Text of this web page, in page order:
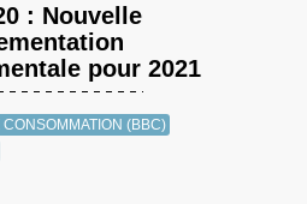
: Nouvelle
pour 2021
(BBC)